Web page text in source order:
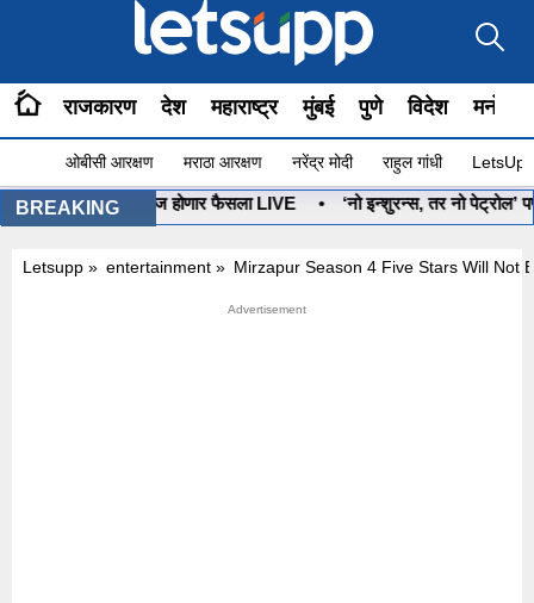
राजकारण देश महाराष्ट्र मुंबई पुणे विदेश
ओबीसी आरक्षण मराठा आरक्षण नरेंद्र मोदी राहुल गांधी
BREAKING
कोणाचा? आज होणार फैसला LIVE • ‘नो इन्शुरन्स, तर नो पेट्रोल’ पण,
Letsupp » entertainment » Mirzapur Season 4 Five Stars Will Not